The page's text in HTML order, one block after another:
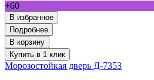
+60
В избранное
Подробнее
В корзину
Купить в 1 клик
Морозостойкая дверь Д-7353